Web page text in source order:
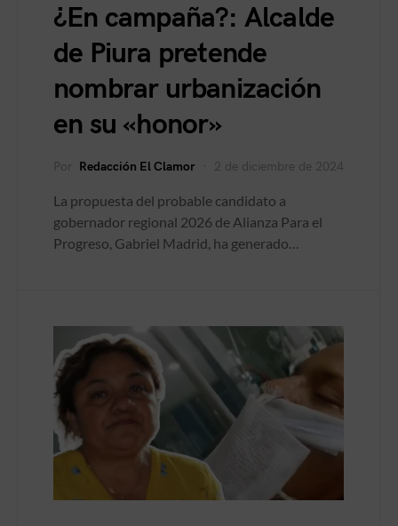
¿En campaña?: Alcalde
de Piura pretende
nombrar urbanización
en su «honor»
Por Redacción El Clamor 2 de diciembre de 2024
La propuesta del probable candidato a
gobernador regional 2026 de Alianza Para el
Progreso, Gabriel Madrid, ha generado…